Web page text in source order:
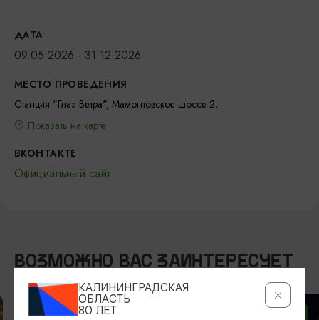
ДАТА
09.05.2026 - 31.12.2026
МЕСТО ПРОВЕДЕНИЯ
Станция "Глаз Ветра", Мамонтовское шоссе 2,
Показать на карте
ВКОНТАКТЕ
Официальный сайт
ВОЗМОЖНО ВАС ЗАИНТЕРЕСУЕТ
ОТ 2500₽
КАЛИНИНГРАДСКАЯ
ОБЛАСТЬ
80 ЛЕТ